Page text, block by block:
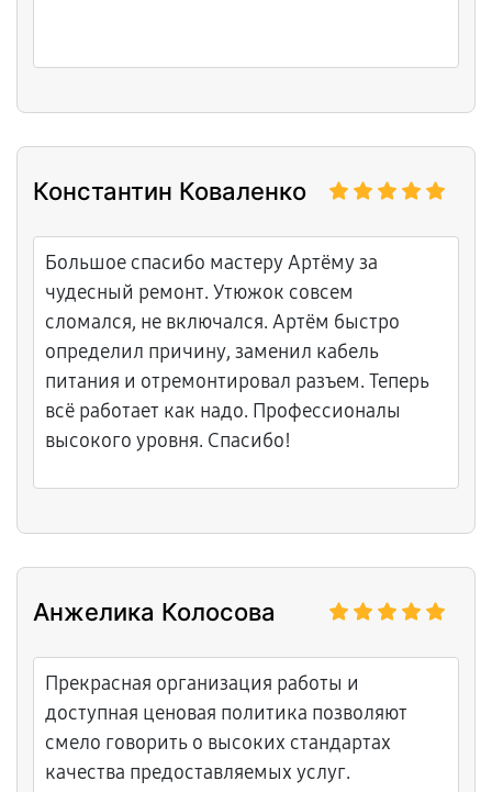
Константин Коваленко
Большое спасибо мастеру Артёму за
чудесный ремонт. Утюжок совсем
сломался, не включался. Артём быстро
определил причину, заменил кабель
питания и отремонтировал разъем. Теперь
всё работает как надо. Профессионалы
высокого уровня. Спасибо!
Анжелика Колосова
Прекрасная организация работы и
доступная ценовая политика позволяют
смело говорить о высоких стандартах
качества предоставляемых услуг.